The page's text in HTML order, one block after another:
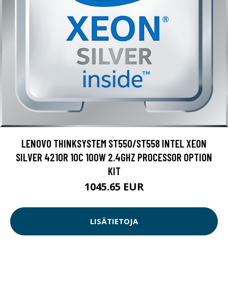
LENOVO THINKSYSTEM ST550/ST558 INTEL XEON
SILVER 4210R 10C 100W 2.4GHZ PROCESSOR OPTION
KIT
1045.65 EUR
LISÄTIETOJA